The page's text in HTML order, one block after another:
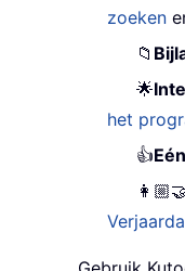
zoeken
📁
🌟
het
👍